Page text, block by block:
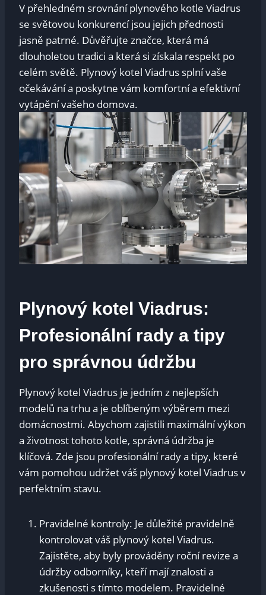
V přehledném srovnání plynového kotle Viadrus
se světovou konkurencí jsou jejich přednosti
jasně patrné. Důvěřujte značce, která má
dlouholetou tradici a která si získala respekt po
celém světě. Plynový kotel Viadrus splní vaše
očekávání a poskytne vám komfortní a efektivní
vytápění vašeho domova.
Plynový kotel Viadrus:
Profesionální rady a tipy
pro správnou údržbu
Plynový kotel Viadrus je jedním z nejlepších
modelů na trhu a je oblíbeným výběrem mezi
domácnostmi. Abychom zajistili maximální výkon
a životnost tohoto kotle, správná údržba je
klíčová. Zde jsou profesionální rady a tipy, které
vám pomohou udržet váš plynový kotel Viadrus v
perfektním stavu.
Pravidelné kontroly: Je důležité pravidelně
kontrolovat váš plynový kotel Viadrus.
Zajistěte, aby byly prováděny roční revize a
údržby odborníky, kteří mají znalosti a
zkušenosti s tímto modelem. Pravidelné